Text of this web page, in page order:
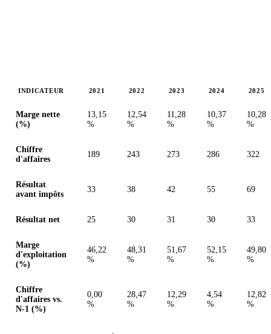
INDICATEUR 2021 2022 2023 2024 2025
Marge nette
(%)
13,15
%
12,54
%
11,28
%
10,37
%
10,28
%
Chiffre
d'affaires
189 243 273 286 322
Résultat
avant impôts
33 38 42 55 69
Résultat net 25 30 31 30 33
Marge
d'exploitation
(%)
46,22
%
48,31
%
51,67
%
52,15
%
49,80
%
Chiffre
d'affaires vs.
N-1 (%)
0,00
%
28,47
%
12,29
%
4,54
%
12,82
%